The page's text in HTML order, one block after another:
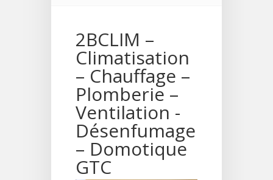
2BCLIM –
Climatisation
– Chauffage –
Plomberie –
Ventilation -
Désenfumage
– Domotique
GTC